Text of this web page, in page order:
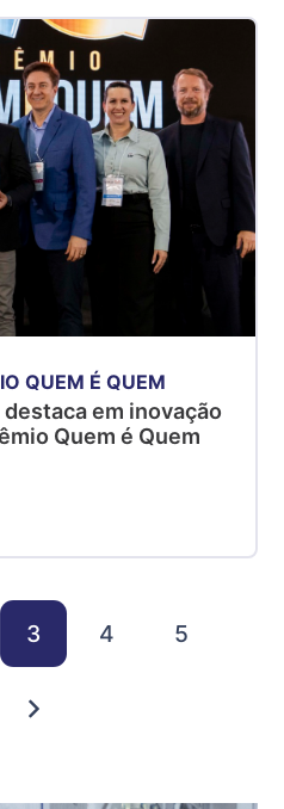
QUEM É QUEM
em inovação
Quem é Quem
3 4 5